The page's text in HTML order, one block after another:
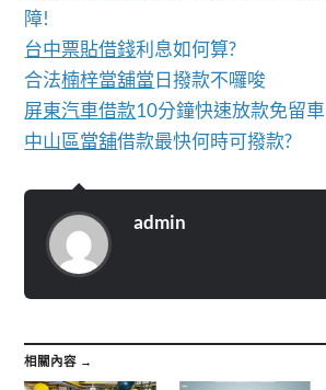
障!
台中票貼借錢利息如何算?
合法楠梓當舖當日撥款不囉唆
屏東汽車借款10分鐘快速放款免留車
中山區當舖借款最快何時可撥款?
admin
相關內容 →